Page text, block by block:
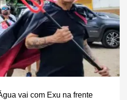
vai com Exu na frente